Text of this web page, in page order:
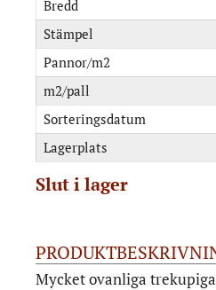
Bredd
Stämpel
Pannor/m2
m2/pall
Sorteringsdatum
Lagerplats
Slut i lager
Mycket ovanliga